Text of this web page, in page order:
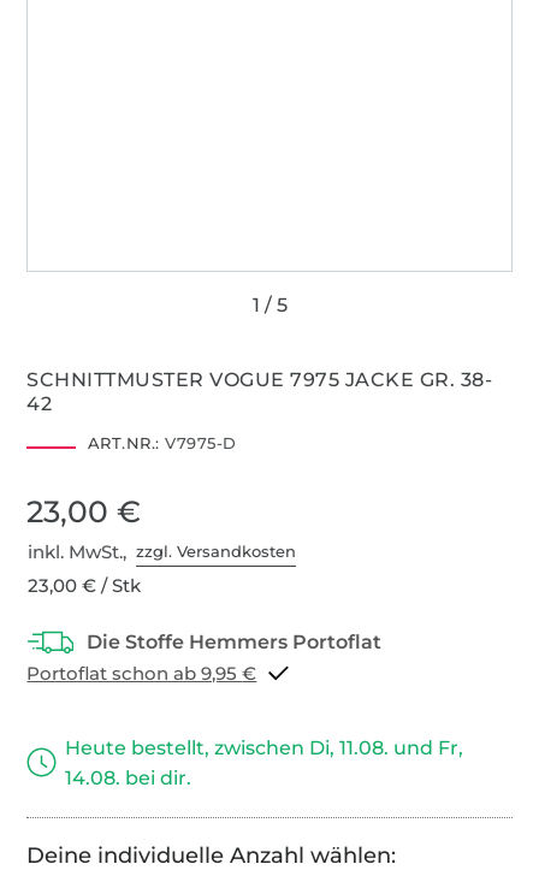
SCHNITTMUSTER VOGUE 7975 JACKE GR. 38-
42
ART.NR.: V7975-D
23,00 €
inkl. MwSt.,zzgl. Versandkosten
23,00 € / Stk
Portoflat schon ab 9,95 €
Heute bestellt, zwischen Di, 11.08. und Fr,
14.08. bei dir.
Deine individuelle Anzahl wählen: